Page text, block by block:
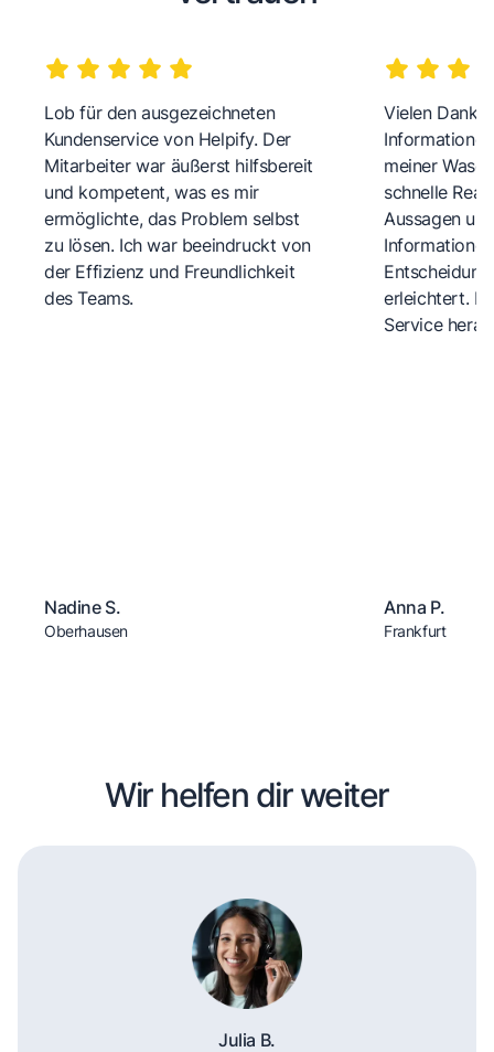
Lob für den ausgezeichneten
Kundenservice von Helpify. Der
Mitarbeiter war äußerst hilfsbereit
und kompetent, was es mir
ermöglichte, das Problem selbst
zu lösen. Ich war beeindruckt von
der Effizienz und Freundlichkeit
des Teams.
Nadine S.
Oberhausen
Vielen Dank
meiner
schnelle
Aussagen
erleichtert.
Service
Anna P.
Frankfurt
Wir helfen dir weiter
Julia B.